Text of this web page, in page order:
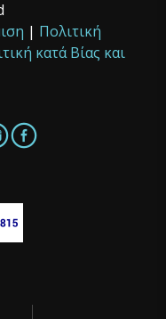
| Πολιτική
κατά Βίας και